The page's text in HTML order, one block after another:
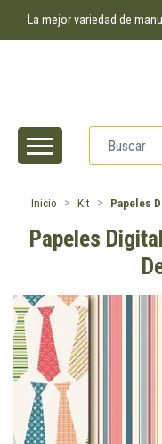
La mejor variedad de
Inicio Kit Papeles
Papeles